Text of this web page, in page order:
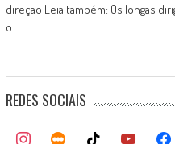
direção Leia também: Os longas
o
REDES SOCIAIS